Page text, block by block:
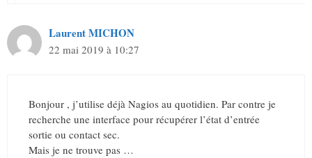
Laurent MICHON
22 mai 2019 à 10:27
Bonjour , j’utilise déjà Nagios au quotidien. Par contre je
recherche une interface pour récupérer l’état d’entrée
sortie ou contact sec.
Mais je ne trouve pas …